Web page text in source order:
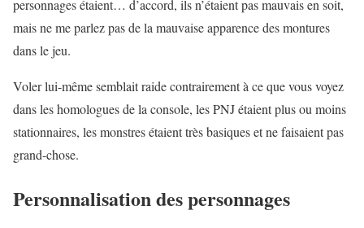
personnages étaient… d’accord, ils n’étaient pas mauvais en soit,
mais ne me parlez pas de la mauvaise apparence des montures
dans le jeu.
Voler lui-même semblait raide contrairement à ce que vous voyez
dans les homologues de la console, les PNJ étaient plus ou moins
stationnaires, les monstres étaient très basiques et ne faisaient pas
grand-chose.
Personnalisation des personnages